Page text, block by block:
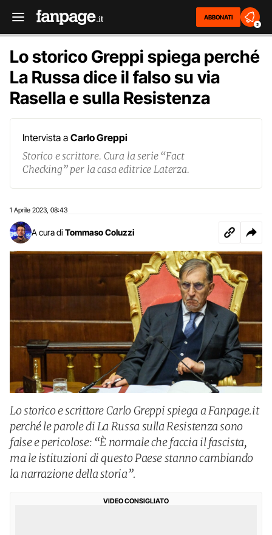
ABBONATI
2
Lo storico Greppi spiega perché
La Russa dice il falso su via
Rasella e sulla Resistenza
Intervista a Carlo Greppi
Storico e scrittore. Cura la serie “Fact
Checking” per la casa editrice Laterza.
1 Aprile 2023 08:43
A cura di Tommaso Coluzzi
Lo storico e scrittore Carlo Greppi spiega a Fanpage.it
perché le parole di La Russa sulla Resistenza sono
false e pericolose: “È normale che faccia il fascista,
ma le istituzioni di questo Paese stanno cambiando
la narrazione della storia”.
VIDEO CONSIGLIATO